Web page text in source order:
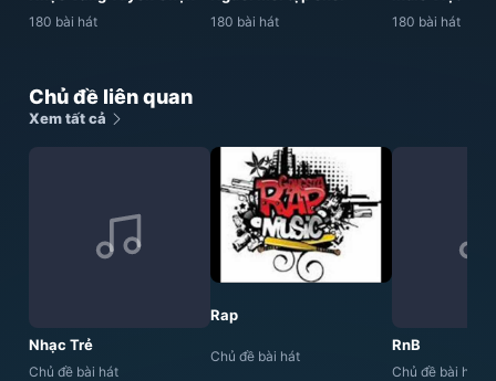
180 bài hát 180 bài hát 180 bài hát
Chủ đề liên quan
Xem tất cả
Nhạc Trẻ
Chủ đề bài hát
Rap
Chủ đề bài hát
RnB
Chủ đề bài hát